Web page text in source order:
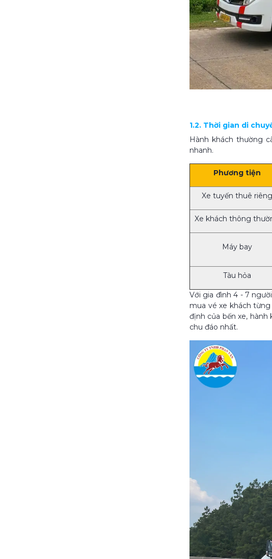
1.2. Thời gian di
Hành khách thường
nhanh.
Phương tiện
Xe tuyến thuê riêng
Xe khách thông
Máy bay
Tàu hỏa
Với gia đình 4 - 7
mua vé xe khách
định của bến xe,
chu đáo nhất.